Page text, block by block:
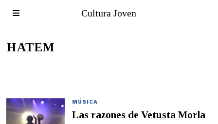
Cultura Joven
HATEM
MÚSICA
Las razones de Vetusta Morla